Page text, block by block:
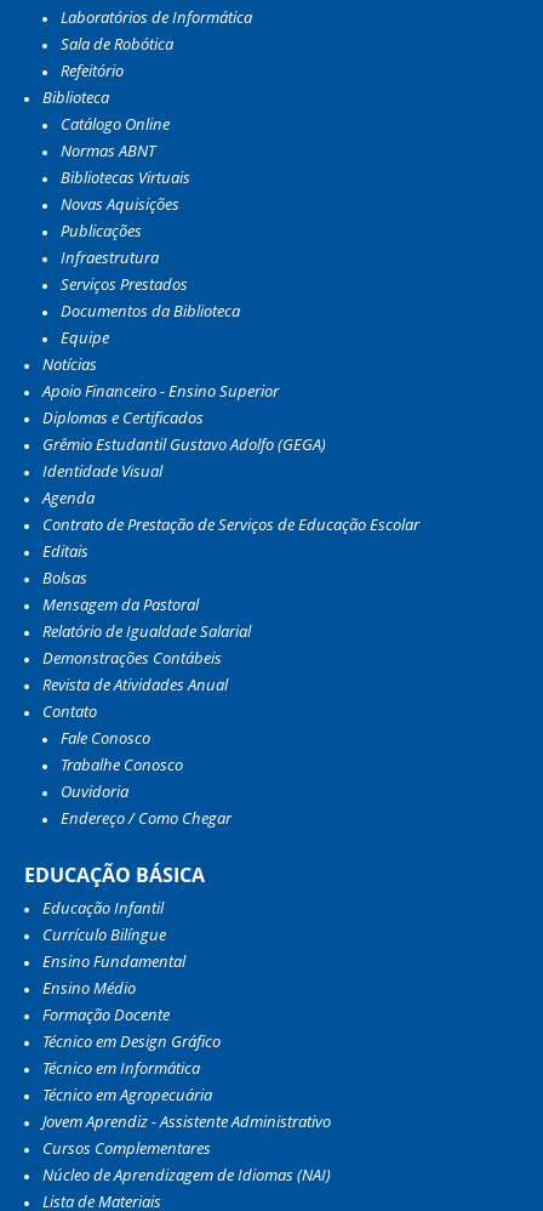
Laboratórios de Informática
Sala de Robótica
Refeitório
Biblioteca
Catálogo Online
Normas ABNT
Bibliotecas Virtuais
Novas Aquisições
Publicações
Infraestrutura
Serviços Prestados
Documentos da Biblioteca
Equipe
Notícias
Apoio Financeiro - Ensino Superior
Diplomas e Certificados
Grêmio Estudantil Gustavo Adolfo (GEGA)
Identidade Visual
Agenda
Contrato de Prestação de Serviços de Educação Escolar
Editais
Bolsas
Mensagem da Pastoral
Relatório de Igualdade Salarial
Demonstrações Contábeis
Revista de Atividades Anual
Contato
Fale Conosco
Trabalhe Conosco
Ouvidoria
Endereço / Como Chegar
EDUCAÇÃO BÁSICA
Educação Infantil
Currículo Bilíngue
Ensino Fundamental
Ensino Médio
Formação Docente
Técnico em Design Gráfico
Técnico em Informática
Técnico em Agropecuária
Jovem Aprendiz - Assistente Administrativo
Cursos Complementares
Núcleo de Aprendizagem de Idiomas (NAI)
Lista de Materiais